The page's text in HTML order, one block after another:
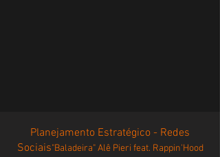
Planejamento Estratégico - Redes
Sociais​"Baladeira" Alê Pieri feat. Rappin'Hood